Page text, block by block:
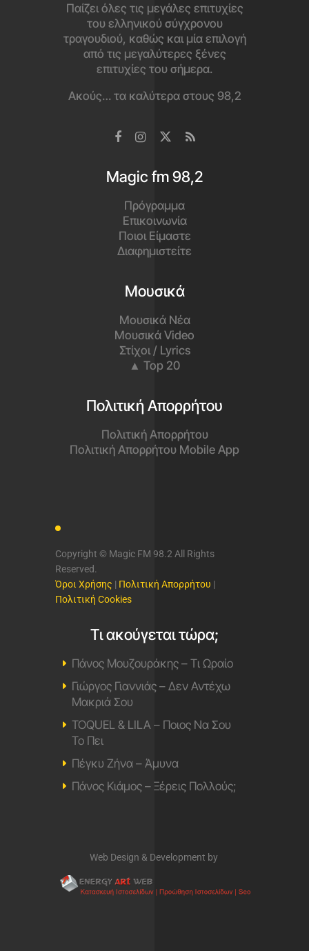
Παίζει όλες τις μεγάλες επιτυχίες
του ελληνικού σύγχρονου
τραγουδιού, καθώς και μία επιλογή
από τις μεγαλύτερες ξένες
επιτυχίες του σήμερα.
Ακούς… τα καλύτερα στους 98,2
Magic fm 98,2
Πρόγραμμα
Επικοινωνία
Ποιοι Είμαστε
Διαφημιστείτε
Μουσικά
Μουσικά Νέα
Μουσικά Video
Στίχοι / Lyrics
▲ Top 20
Πολιτική Απορρήτου
Πολιτική Απορρήτου
Πολιτική Απορρήτου Mobile App
Copyright © Magic FM 98.2 All Rights
Reserved.
Όροι Χρήσης | Πολιτική Απορρήτου |
Πολιτική Cookies
Τι ακούγεται τώρα;
Πάνος Μουζουράκης – Τι Ωραίο
Γιώργος Γιαννιάς – Δεν Αντέχω
Μακριά Σου
TOQUEL & LILA – Ποιος Να Σου
Το Πει
Πέγκυ Ζήνα – Άμυνα
Πάνος Κιάμος – Ξέρεις Πολλούς;
Web Design & Development by